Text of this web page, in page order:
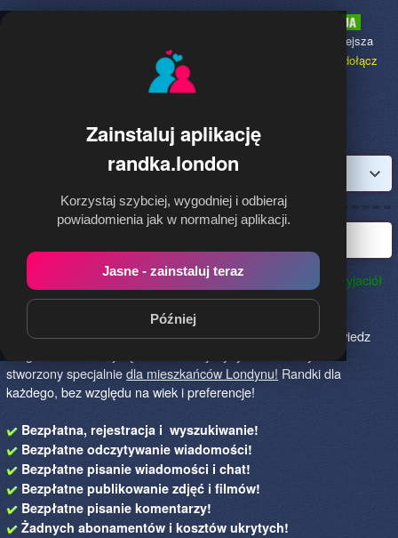
Zainstaluj aplikację
randka.london
Korzystaj szybciej, wygodniej i odbieraj
powiadomienia jak w normalnej aplikacji.
Jasne - zainstaluj teraz
Później
to najpopularniejsza
dołącz
Randka.london to najlepszy sposób na poznanie nowych przyjaciół
w Londynie!Określ czego szukasz i skończ z samotnością!
Znajdziesz tu osoby szukające miłości lub przygody, chętne
na randkę, imprezę i spotkanie na żywo! Dołącz do nas, powiedz
stworzony specjalniedla mieszkańców Londynu! Randki dla
każdego, bez względu na wiek i preferencje!
Bezpłatna, rejestracja i wyszukiwanie!
Bezpłatne odczytywanie wiadomości!
Bezpłatne pisanie wiadomości i chat!
Bezpłatne publikowanie zdjęć i filmów!
Bezpłatne pisanie komentarzy!
Żadnych abonamentów i kosztów ukrytych!